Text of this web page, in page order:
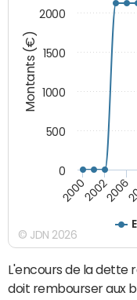
Montants (€)
200020022006
0
500
1000
1500
2000
© JDN 2026
L'encours de la dette
doit rembourser aux